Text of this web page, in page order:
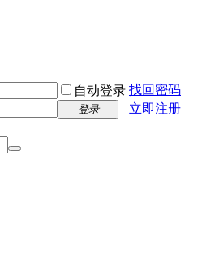
自动登录 找回密码
登录
立即注册